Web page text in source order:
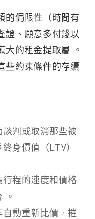
的侷限性（時間有
證、願意多付錢以
大的租金提取層 。
些約束條件的存續
談判或取消那些被
身價值（LTV）
行程的速度和價格
。
自動重新比價，摧